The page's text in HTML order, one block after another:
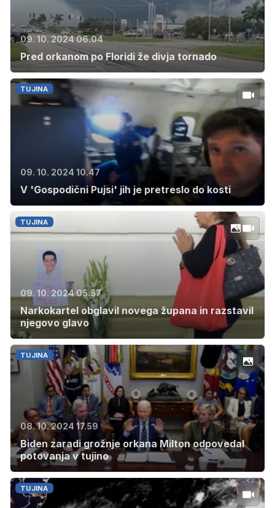
09. 10. 2024 06.04
Pred orkanom po Floridi že divja tornado
TUJINA
09. 10. 2024 10.47
V 'Gospodični Pujsi' jih je pretreslo do kosti
TUJINA
09. 10. 2024 05.57
Narkokartel obglavil novega župana in razstavil
njegovo glavo
TUJINA
08. 10. 2024 17.59
Biden zaradi grožnje orkana Milton odpovedal
potovanja v tujino
TUJINA